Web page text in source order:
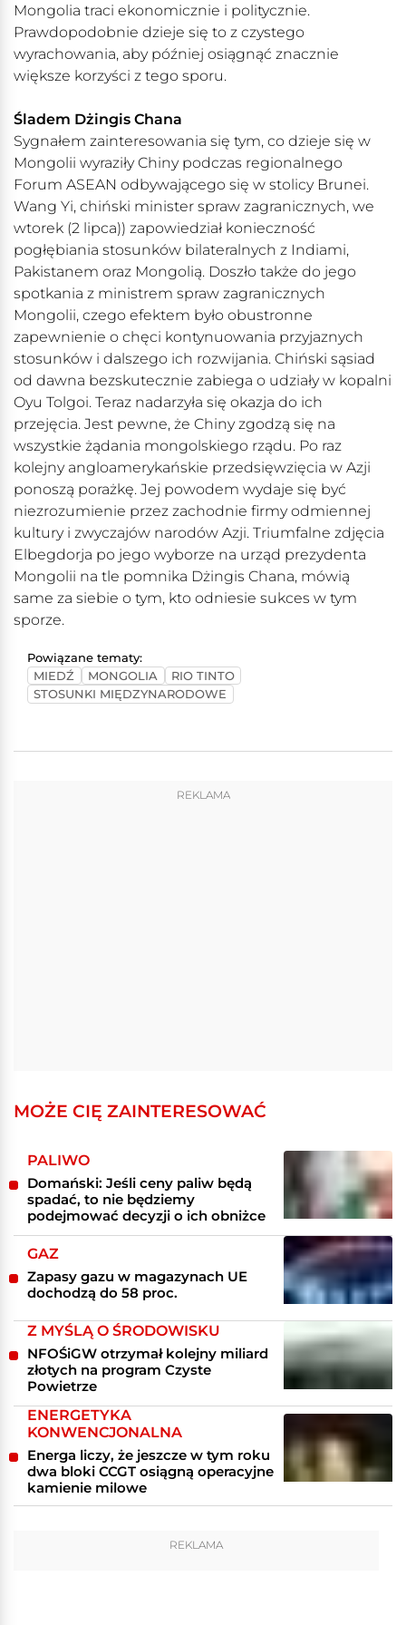
Mongolia traci ekonomicznie i politycznie.
Prawdopodobnie dzieje się to z czystego
wyrachowania, aby później osiągnąć znacznie
większe korzyści z tego sporu.
Śladem Dżingis Chana
Sygnałem zainteresowania się tym, co dzieje się w
Mongolii wyraziły Chiny podczas regionalnego
Forum ASEAN odbywającego się w stolicy Brunei.
Wang Yi, chiński minister spraw zagranicznych, we
wtorek (2 lipca)) zapowiedział konieczność
pogłębiania stosunków bilateralnych z Indiami,
Pakistanem oraz Mongolią. Doszło także do jego
spotkania z ministrem spraw zagranicznych
Mongolii, czego efektem było obustronne
zapewnienie o chęci kontynuowania przyjaznych
stosunków i dalszego ich rozwijania. Chiński sąsiad
od dawna bezskutecznie zabiega o udziały w kopalni
Oyu Tolgoi. Teraz nadarzyła się okazja do ich
przejęcia. Jest pewne, że Chiny zgodzą się na
wszystkie żądania mongolskiego rządu. Po raz
kolejny angloamerykańskie przedsięwzięcia w Azji
ponoszą porażkę. Jej powodem wydaje się być
niezrozumienie przez zachodnie firmy odmiennej
kultury i zwyczajów narodów Azji. Triumfalne zdjęcia
Elbegdorja po jego wyborze na urząd prezydenta
Mongolii na tle pomnika Dżingis Chana, mówią
same za siebie o tym, kto odniesie sukces w tym
sporze.
Powiązane tematy:
MIEDŹ
MONGOLIA
RIO TINTO
STOSUNKI MIĘDZYNARODOWE
REKLAMA
MOŻE CIĘ ZAINTERESOWAĆ
PALIWO
Domański: Jeśli ceny paliw będą
spadać, to nie będziemy
podejmować decyzji o ich obniżce
GAZ
Zapasy gazu w magazynach UE
dochodzą do 58 proc.
Z MYŚLĄ O ŚRODOWISKU
NFOŚiGW otrzymał kolejny miliard
złotych na program Czyste
Powietrze
ENERGETYKA
KONWENCJONALNA
Energa liczy, że jeszcze w tym roku
dwa bloki CCGT osiągną operacyjne
kamienie milowe
REKLAMA